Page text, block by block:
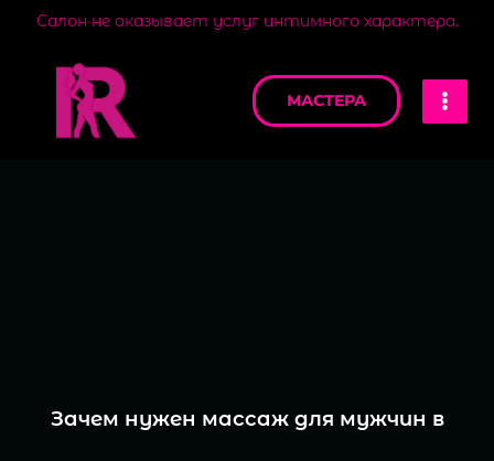
Салон не оказывает услуг интимного характера.
Перейти
содержимому
МАСТЕРА
Зачем нужен массаж для мужчин в